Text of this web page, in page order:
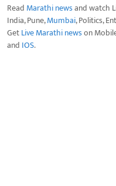
Read Marathi newsand watch
India, Pune,Mumbai, Politics,
GetLive Marathi newson
and IOS.